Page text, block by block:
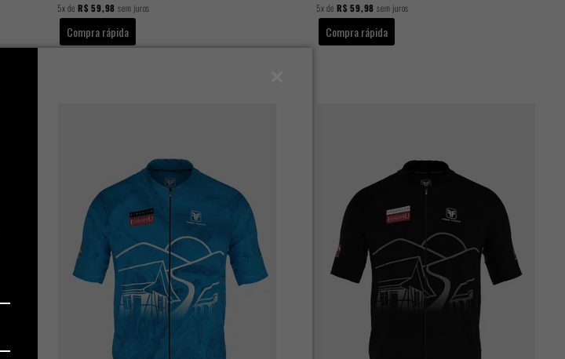
5xde R$ 59,98 sem juros
Compra rápida
5xde R$ 59,98 sem juros
Compra rápida